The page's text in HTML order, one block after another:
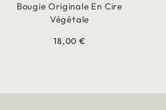
Bougie Originale En Cire
Végétale
18,00 €